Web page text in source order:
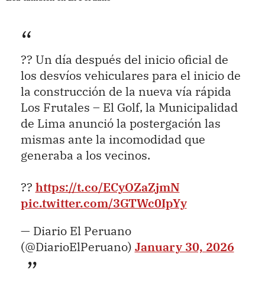
?? Un día después del inicio oficial de
los desvíos vehiculares para el inicio de
la construcción de la nueva vía rápida
Los Frutales – El Golf, la Municipalidad
de Lima anunció la postergación las
mismas ante la incomodidad que
generaba a los vecinos.
?? https://t.co/ECyOZaZjmN
pic.twitter.com/3GTWc0IpYy
— Diario El Peruano
(@DiarioElPeruano) January 30, 2026